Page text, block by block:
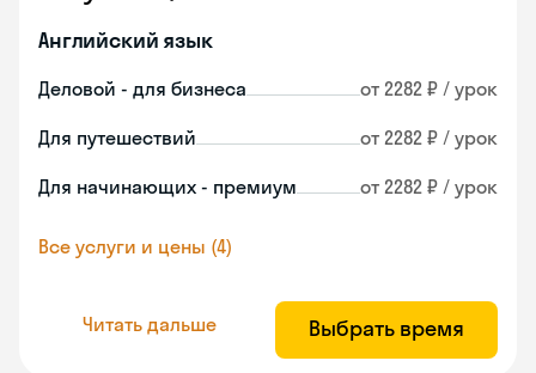
Английский язык
Деловой - для бизнеса от 2282 ₽ / урок
Для путешествий от 2282 ₽ / урок
Для начинающих - премиум от 2282 ₽ / урок
Все услуги и цены (4)
Читать дальше Выбрать время